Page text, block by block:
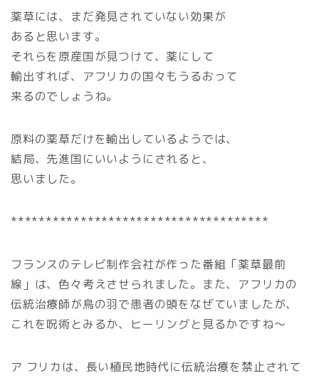
薬草には、まだ発見されていない効果が
あると思います。
それらを原産国が見つけて、薬にして
輸出すれば、アフリカの国々もうるおって
来るのでしょうね。
原料の薬草だけを輸出しているようでは、
結局、先進国にいいようにされると、
思いました。
*************************************
フランスのテレビ制作会社が作った番組「薬草最前
線」は、色々考えさせられました。また、アフリカの
伝統治療師が鳥の羽で患者の頭をなぜていましたが、
これを呪術とみるか、ヒーリングと見るかですね～
ア フリカは、長い植民地時代に伝統治療を禁止されて